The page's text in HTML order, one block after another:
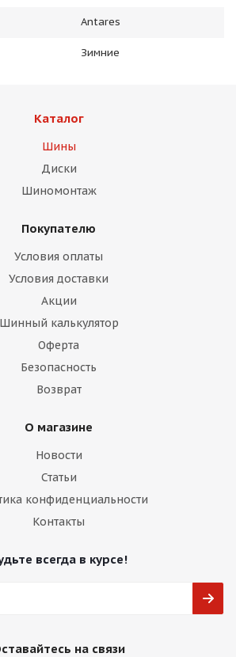
Antares
Зимние
Каталог
Шины
Диски
Шиномонтаж
Покупателю
Условия оплаты
Условия доставки
Акции
Шинный калькулятор
Оферта
Безопасность
Возврат
О магазине
Новости
Статьи
конфиденциальности
Контакты
всегда в курсе!
на связи